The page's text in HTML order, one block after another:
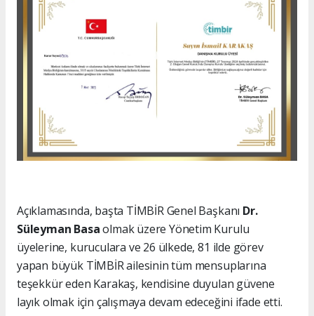
Açıklamasında, başta TİMBİR Genel Başkanı Dr.
Süleyman Basaolmak üzere Yönetim Kurulu
üyelerine, kuruculara ve 26 ülkede, 81 ilde görev
yapan büyük TİMBİR ailesinin tüm mensuplarına
teşekkür eden Karakaş, kendisine duyulan güvene
layık olmak için çalışmaya devam edeceğini ifade etti.